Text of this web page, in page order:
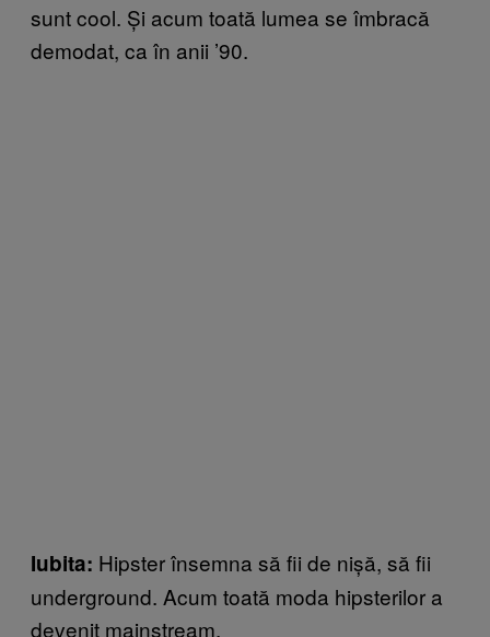
sunt cool. Și acum toată lumea se îmbracă
demodat, ca în anii ’90.
Iubita: Hipsterînsemna să fii de nișă, să fii
underground. Acum toată moda hipsterilor a
devenit mainstream.